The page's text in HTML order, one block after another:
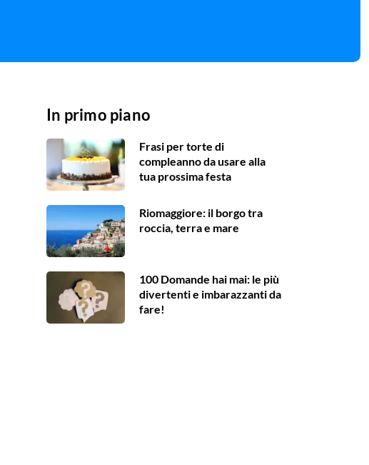
In primo piano
Frasi per torte di
compleanno da usare alla
tua prossima festa
Riomaggiore: il borgo tra
roccia, terra e mare
100 Domande hai mai: le più
divertenti e imbarazzanti da
fare!